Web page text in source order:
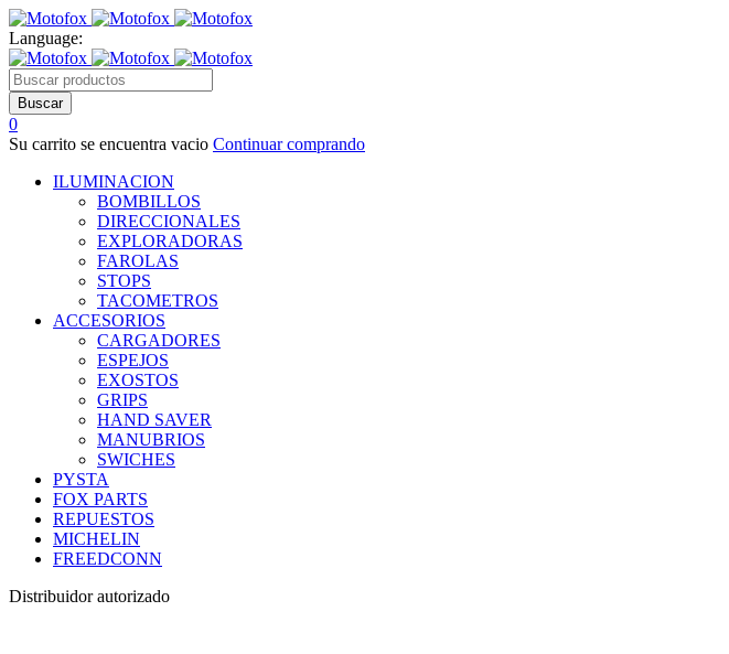
Language:
0
Su carrito se encuentra vacio Continuar comprando
ILUMINACION
BOMBILLOS
DIRECCIONALES
EXPLORADORAS
FAROLAS
STOPS
TACOMETROS
ACCESORIOS
CARGADORES
ESPEJOS
EXOSTOS
GRIPS
HAND SAVER
MANUBRIOS
SWICHES
PYSTA
FOX PARTS
REPUESTOS
MICHELIN
FREEDCONN
Distribuidor autorizado